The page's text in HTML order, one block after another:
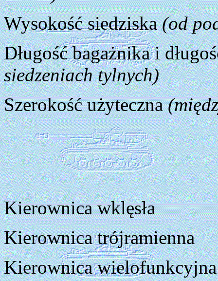
Wysokość siedziska(od
Długość bagażnika i
siedzeniach tylnych)
Szerokość użyteczna
Kierownica wklęsła
Kierownica trójramienna
Kierownica wielofunkcyjna